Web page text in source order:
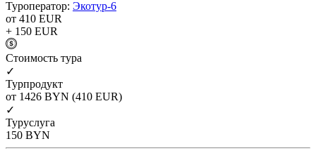
Туроператор: Экотур-6
от 410 EUR
+ 150 EUR
Cтоимость тура
✓
Турпродукт
от 1426 BYN (410 EUR)
✓
Туруслуга
150 BYN